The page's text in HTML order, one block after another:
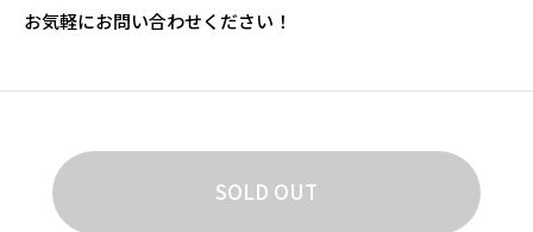
お気軽にお問い合わせください！
SOLD OUT